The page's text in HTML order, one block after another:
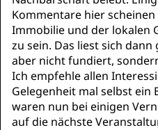
Kommentare hier
Immobilie und der lokalen
zu sein. Das liest sich
aber nicht fundiert,
Ich empfehle allen
Gelegenheit mal selbst ein
waren nun bei einigen
auf die nächste